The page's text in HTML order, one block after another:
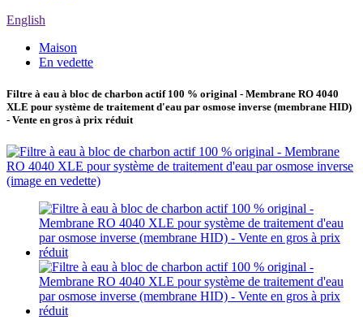
English
Maison
En vedette
Filtre à eau à bloc de charbon actif 100 % original - Membrane RO 4040
XLE pour système de traitement d'eau par osmose inverse (membrane HID)
- Vente en gros à prix réduit